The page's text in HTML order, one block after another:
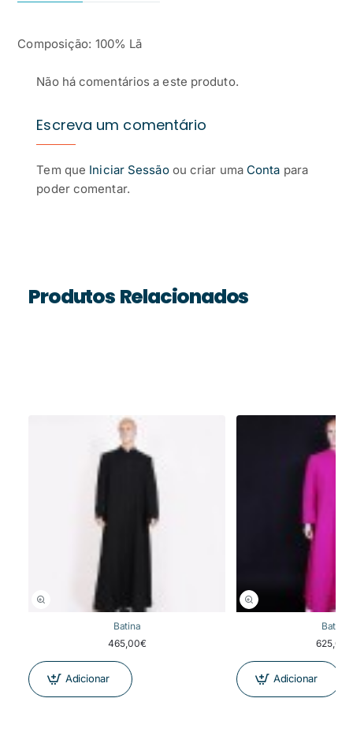
Composição: 100% Lã
Não há comentários a este produto.
Escreva um comentário
Tem que Iniciar Sessão ou criar uma Conta para
poder comentar.
Produtos Relacionados
Batina
465,00€
Adicionar
Batina
Adicionar